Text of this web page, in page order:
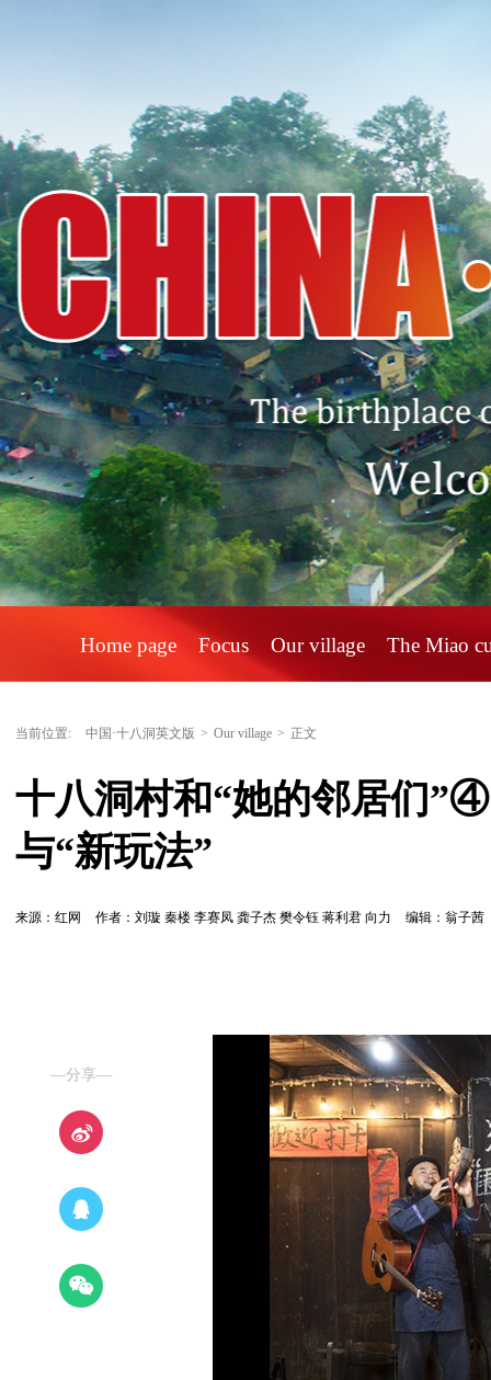
Home page Focus Our village The Miao
当前位置: 中国·十八洞英文版 > Our village > 正文
十八洞村和“她的邻居们
与“新玩法”
来源：红网 作者：刘璇 秦楼 李赛凤 龚子杰 樊令钰 蒋利君 向力 编辑：翁子茜
—分享—